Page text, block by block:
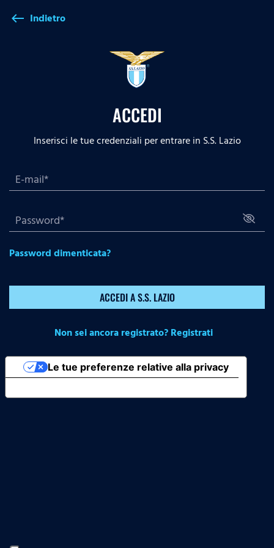
west Indietro
ACCEDI
Inserisci le tue credenziali per entrare in S.S. Lazio
Password dimenticata?
ACCEDI A S.S. LAZIO
Non sei ancora registrato? Registrati
Le tue preferenze relative alla privacy